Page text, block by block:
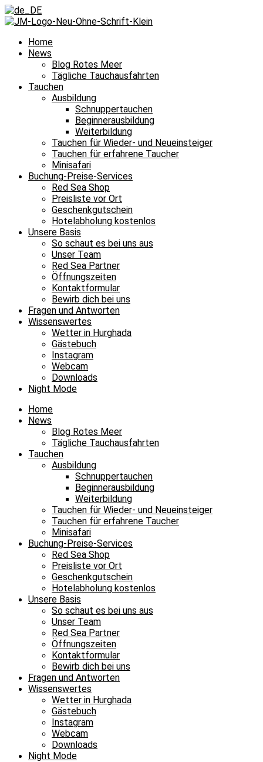
Home
News
Blog Rotes Meer
Tägliche Tauchausfahrten
Tauchen
Ausbildung
Schnuppertauchen
Beginnerausbildung
Weiterbildung
Tauchen für Wieder- und Neueinsteiger
Tauchen für erfahrene Taucher
Minisafari
Buchung-Preise-Services
Red Sea Shop
Preisliste vor Ort
Geschenkgutschein
Hotelabholung kostenlos
Unsere Basis
So schaut es bei uns aus
Unser Team
Red Sea Partner
Öffnungszeiten
Kontaktformular
Bewirb dich bei uns
Fragen und Antworten
Wissenswertes
Wetter in Hurghada
Gästebuch
Instagram
Webcam
Downloads
Night Mode
Home
News
Blog Rotes Meer
Tägliche Tauchausfahrten
Tauchen
Ausbildung
Schnuppertauchen
Beginnerausbildung
Weiterbildung
Tauchen für Wieder- und Neueinsteiger
Tauchen für erfahrene Taucher
Minisafari
Buchung-Preise-Services
Red Sea Shop
Preisliste vor Ort
Geschenkgutschein
Hotelabholung kostenlos
Unsere Basis
So schaut es bei uns aus
Unser Team
Red Sea Partner
Öffnungszeiten
Kontaktformular
Bewirb dich bei uns
Fragen und Antworten
Wissenswertes
Wetter in Hurghada
Gästebuch
Instagram
Webcam
Downloads
Night Mode